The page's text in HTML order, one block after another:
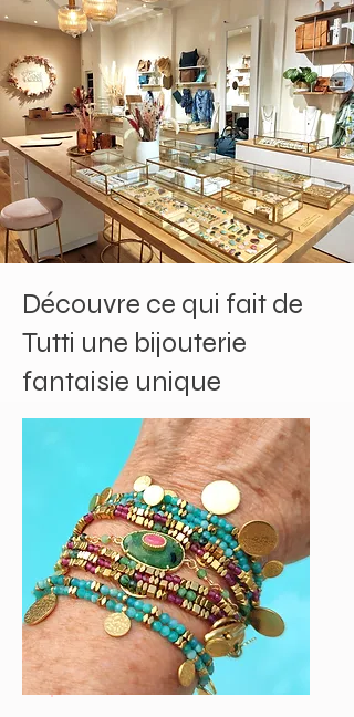
Découvre ce qui fait de
Tutti une bijouterie
fantaisie unique